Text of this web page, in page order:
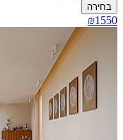
בחירה
₪1550